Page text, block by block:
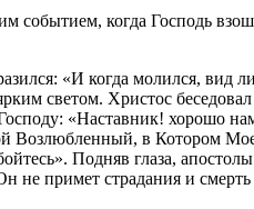
когда Господь
«И когда молился, вид
светом. Христос
«Наставник! хорошо
в Котором
Подняв глаза,
не примет страдания и